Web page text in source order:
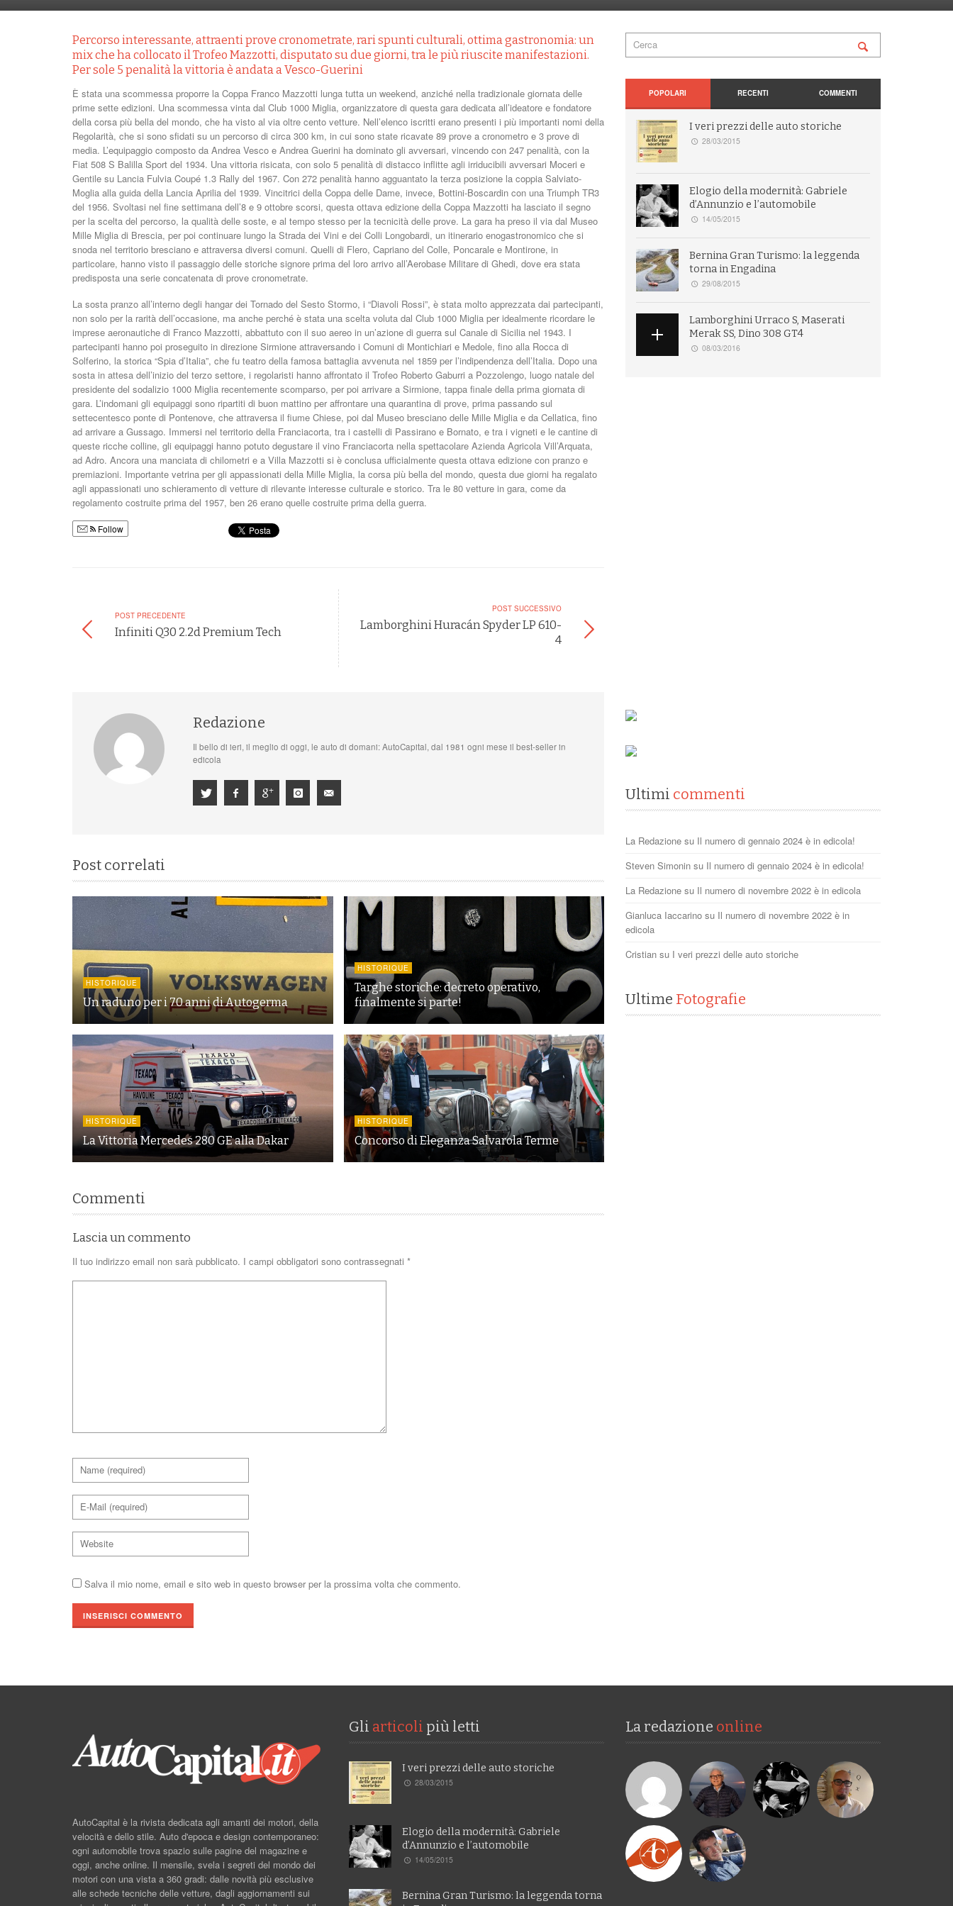
Percorso interessante, attraenti prove cronometrate, rari spunti culturali, ottima gastronomia: un
mix che ha collocato il Trofeo Mazzotti, disputato su due giorni, tra le più riuscite manifestazioni.
Per sole 5 penalità la vittoria è andata a Vesco-Guerini
È stata una scommessa proporre la Coppa Franco Mazzotti lunga tutta un weekend, anziché nella tradizionale giornata delle
prime sette edizioni. Una scommessa vinta dal Club 1000 Miglia, organizzatore di questa gara dedicata all’ideatore e fondatore
della corsa più bella del mondo, che ha visto al via oltre cento vetture. Nell’elenco iscritti erano presenti i più importanti nomi della
Regolarità, che si sono sfidati su un percorso di circa 300 km, in cui sono state ricavate 89 prove a cronometro e 3 prove di
media. L’equipaggio composto da Andrea Vesco e Andrea Guerini ha dominato gli avversari, vincendo con 247 penalità, con la
Fiat 508 S Balilla Sport del 1934. Una vittoria risicata, con solo 5 penalità di distacco inflitte agli irriducibili avversari Moceri e
Gentile su Lancia Fulvia Coupé 1.3 Rally del 1967. Con 272 penalità hanno agguantato la terza posizione la coppia Salviato-
Moglia alla guida della Lancia Aprilia del 1939. Vincitrici della Coppa delle Dame, invece, Bottini-Boscardin con una Triumph TR3
del 1956. Svoltasi nel fine settimana dell’8 e 9 ottobre scorsi, questa ottava edizione della Coppa Mazzotti ha lasciato il segno
per la scelta del percorso, la qualità delle soste, e al tempo stesso per la tecnicità delle prove. La gara ha preso il via dal Museo
Mille Miglia di Brescia, per poi continuare lungo la Strada dei Vini e dei Colli Longobardi, un itinerario enogastronomico che si
snoda nel territorio bresciano e attraversa diversi comuni. Quelli di Flero, Capriano del Colle, Poncarale e Montirone, in
particolare, hanno visto il passaggio delle storiche signore prima del loro arrivo all’Aerobase Militare di Ghedi, dove era stata
predisposta una serie concatenata di prove cronometrate.
La sosta pranzo all’interno degli hangar dei Tornado del Sesto Stormo, i “Diavoli Rossi”, è stata molto apprezzata dai partecipanti,
non solo per la rarità dell’occasione, ma anche perché è stata una scelta voluta dal Club 1000 Miglia per idealmente ricordare le
imprese aeronautiche di Franco Mazzotti, abbattuto con il suo aereo in un’azione di guerra sul Canale di Sicilia nel 1943. I
partecipanti hanno poi proseguito in direzione Sirmione attraversando i Comuni di Montichiari e Medole, fino alla Rocca di
Solferino, la storica “Spia d’Italia”, che fu teatro della famosa battaglia avvenuta nel 1859 per l’indipendenza dell’Italia. Dopo una
sosta in attesa dell’inizio del terzo settore, i regolaristi hanno affrontato il Trofeo Roberto Gaburri a Pozzolengo, luogo natale del
presidente del sodalizio 1000 Miglia recentemente scomparso, per poi arrivare a Sirmione, tappa finale della prima giornata di
gara. L’indomani gli equipaggi sono ripartiti di buon mattino per affrontare una quarantina di prove, prima passando sul
settecentesco ponte di Pontenove, che attraversa il fiume Chiese, poi dal Museo bresciano delle Mille Miglia e da Cellatica, fino
ad arrivare a Gussago. Immersi nel territorio della Franciacorta, tra i castelli di Passirano e Bornato, e tra i vigneti e le cantine di
queste ricche colline, gli equipaggi hanno potuto degustare il vino Franciacorta nella spettacolare Azienda Agricola Vill’Arquata,
ad Adro. Ancora una manciata di chilometri e a Villa Mazzotti si è conclusa ufficialmente questa ottava edizione con pranzo e
premiazioni. Importante vetrina per gli appassionati della Mille Miglia, la corsa più bella del mondo, questa due giorni ha regalato
agli appassionati uno schieramento di vetture di rilevante interesse culturale e storico. Tra le 80 vetture in gara, come da
regolamento costruite prima del 1957, ben 26 erano quelle costruite prima della guerra.
Follow
POST PRECEDENTE
Infiniti Q30 2.2d Premium Tech
POST SUCCESSIVO
Lamborghini Huracán Spyder LP 610-
4
Redazione
Il bello di ieri, il meglio di oggi, le auto di domani: AutoCapital, dal 1981 ogni mese il best-seller in
edicola
Post correlati
HISTORIQUE
Un raduno per i 70 anni di Autogerma
HISTORIQUE
Targhe storiche: decreto operativo,
finalmente si parte!
HISTORIQUE
La Vittoria Mercedes 280 GE alla Dakar
HISTORIQUE
Concorso di Eleganza Salvarola Terme
Commenti
Lascia un commento
Il tuo indirizzo email non sarà pubblicato. I campi obbligatori sono contrassegnati *
Salva il mio nome, email e sito web in questo browser per la prossima volta che commento.
POPOLARI RECENTI COMMENTI
I veri prezzi delle auto storiche
28/03/2015
Elogio della modernità: Gabriele
d’Annunzio e l’automobile
14/05/2015
Bernina Gran Turismo: la leggenda
torna in Engadina
29/08/2015
Lamborghini Urraco S, Maserati
Merak SS, Dino 308 GT4
08/03/2016
Ultimi commenti
La Redazione su Il numero di gennaio 2024 è in edicola!
Steven Simonin su Il numero di gennaio 2024 è in edicola!
La Redazione su Il numero di novembre 2022 è in edicola
Gianluca Iaccarino su Il numero di novembre 2022 è in
edicola
Cristian su I veri prezzi delle auto storiche
Ultime Fotografie
AutoCapital è la rivista dedicata agli amanti dei motori, della
velocità e dello stile. Auto d'epoca e design contemporaneo:
ogni automobile trova spazio sulle pagine del magazine e
oggi, anche online. Il mensile, svela i segreti del mondo dei
motori con una vista a 360 gradi: dalle novità più esclusive
alle schede tecniche delle vetture, dagli aggiornamenti sui
Gli articoli più letti
I veri prezzi delle auto storiche
28/03/2015
Elogio della modernità: Gabriele
d’Annunzio e l’automobile
14/05/2015
Bernina Gran Turismo: la leggenda torna
La redazione online